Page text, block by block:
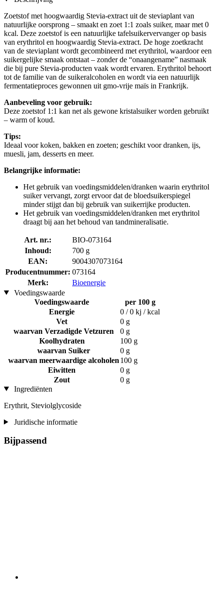
Zoetstof met hoogwaardig Stevia-extract uit de steviaplant van
natuurlijke oorsprong – smaakt en zoet 1:1 zoals suiker, maar met 0
kcal. Deze zoetstof is een natuurlijke tafelsuikervervanger op basis
van erythritol en hoogwaardig Stevia-extract. De hoge zoetkracht
van de steviaplant wordt gecombineerd met erythritol, waardoor een
suikergelijke smaak ontstaat – zonder de “onaangename” nasmaak
die bij pure Stevia-producten vaak wordt ervaren. Erythritol behoort
tot de familie van de suikeralcoholen en wordt via een natuurlijk
fermentatieproces gewonnen uit gmo-vrije maïs in Frankrijk.
Aanbeveling voor gebruik:
Deze zoetstof 1:1 kan net als gewone kristalsuiker worden gebruikt
– warm of koud.
Tips:
Ideaal voor koken, bakken en zoeten; geschikt voor dranken, ijs,
muesli, jam, desserts en meer.
Belangrijke informatie:
Het gebruik van voedingsmiddelen/dranken waarin erythritol
suiker vervangt, zorgt ervoor dat de bloedsuikerspiegel
minder stijgt dan bij gebruik van suikerrijke producten.
Het gebruik van voedingsmiddelen/dranken met erythritol
draagt bij aan het behoud van tandmineralisatie.
Art. nr.:
BIO-073164
Inhoud:
700 g
EAN:
9004307073164
Producentnummer: 073164
Merk:
Bioenergie
Voedingswaarde
Voedingswaarde
per 100 g
Energie
0 / 0 kj / kcal
Vet
0 g
waarvan Verzadigde Vetzuren
0 g
Koolhydraten
100 g
waarvan Suiker
0 g
waarvan meerwaardige alcoholen 100 g
Eiwitten
0 g
Zout
0 g
Ingrediënten
Erythrit, Steviolglycoside
Juridische informatie
Bijpassend